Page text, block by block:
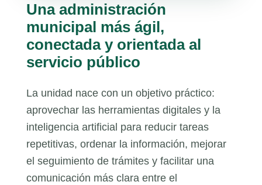
Una administración
municipal más ágil,
conectada y orientada al
servicio público
La unidad nace con un objetivo práctico:
aprovechar las herramientas digitales y la
inteligencia artificial para reducir tareas
repetitivas, ordenar la información, mejorar
el seguimiento de trámites y facilitar una
comunicación más clara entre el